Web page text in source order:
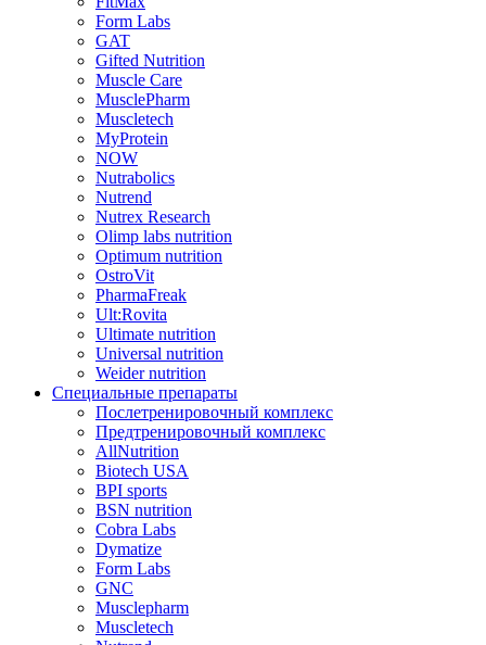
Form Labs
GAT
Gifted Nutrition
Muscle Care
MusclePharm
Muscletech
MyProtein
NOW
Nutrabolics
Nutrend
Nutrex Research
Olimp labs nutrition
Optimum nutrition
OstroVit
PharmaFreak
Ult:Rovita
Ultimate nutrition
Universal nutrition
Weider nutrition
Специальные препараты
Послетренировочный комплекс
Предтренировочный комплекс
AllNutrition
Biotech USA
BPI sports
BSN nutrition
Cobra Labs
Dymatize
Form Labs
GNC
Musclepharm
Muscletech